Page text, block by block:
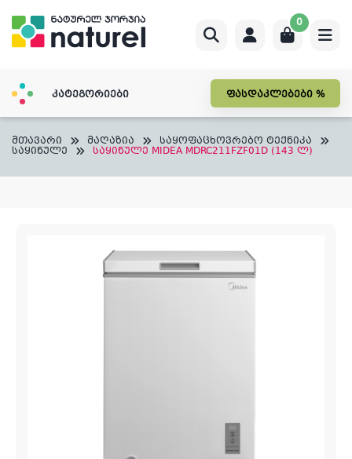
content
0
კატეგორიები ფასდაკლებები %
მთავარი მაღაზია საყოფაცხოვრებო ტექნიკა
საყინულე საყინულე MIDEA MDRC211FZF01D (143 ლ)